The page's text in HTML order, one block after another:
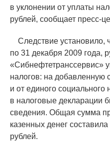
в уклонении от уплаты
рублей, сообщает
Следствие установило,
по 31 декабря 2009 года,
«Сибнефтетранссервис»
налогов: на добавленную
и от единого социального
в налоговые декларации
сведения. Общая сумма
казенных денег
рублей.